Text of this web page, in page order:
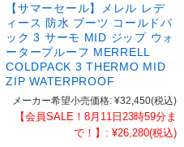
【サマーセール】メレル レデ
ィース 防水 ブーツ コールドパ
ック 3 サーモ MID ジップ ウォ
ータープルーフ MERRELL
COLDPACK 3 THERMO MID
ZIP WATERPROOF
メーカー希望小売価格: ¥32,450(税込)
【会員SALE！8月11日23時59分ま
で！】: ¥26,280(税込)